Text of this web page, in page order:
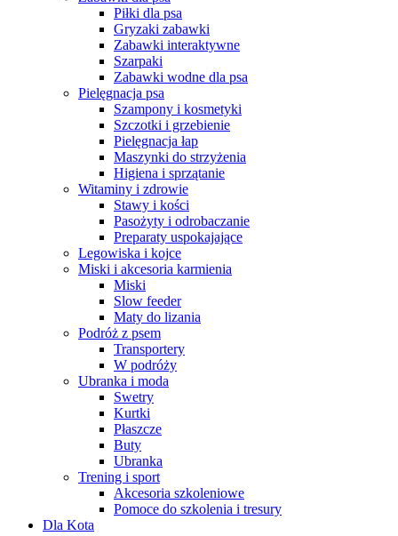
Piłki dla psa
Gryzaki zabawki
Zabawki interaktywne
Szarpaki
Zabawki wodne dla psa
Pielęgnacja psa
Szampony i kosmetyki
Szczotki i grzebienie
Pielęgnacja łap
Maszynki do strzyżenia
Higiena i sprzątanie
Witaminy i zdrowie
Stawy i kości
Pasożyty i odrobaczanie
Preparaty uspokajające
Legowiska i kojce
Miski i akcesoria karmienia
Miski
Slow feeder
Maty do lizania
Podróż z psem
Transportery
W podróży
Ubranka i moda
Swetry
Kurtki
Płaszcze
Buty
Ubranka
Trening i sport
Akcesoria szkoleniowe
Pomoce do szkolenia i tresury
Dla Kota